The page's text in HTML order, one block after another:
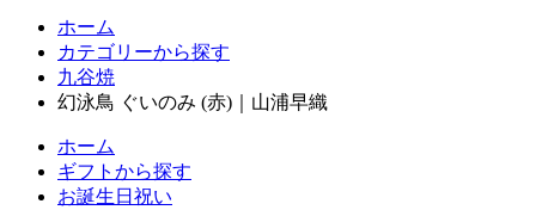
ホーム
カテゴリーから探す
九谷焼
幻泳鳥 ぐいのみ (赤)｜山浦早織
ホーム
ギフトから探す
お誕生日祝い